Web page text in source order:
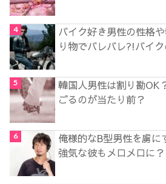
バイク好き男性の性格
り物でバレバレ?!バイ
韓国人男性は割り勘OK
ごるのが当たり前？
俺様的なB型男性を虜
強気な彼もメロメロに？